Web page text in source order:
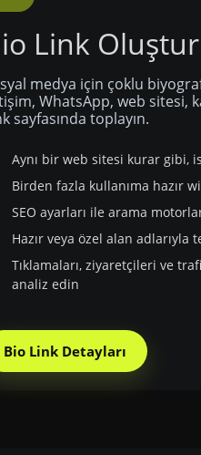
Link
medya için çoklu
WhatsApp, web sitesi,
sayfasında toplayın.
Aynı bir web sitesi kurar gibi,
Birden fazla kullanıma hazır
SEO ayarları ile arama
Hazır veya özel alan
Tıklamaları, ziyaretçileri ve
analiz edin
Bio Link Detayları